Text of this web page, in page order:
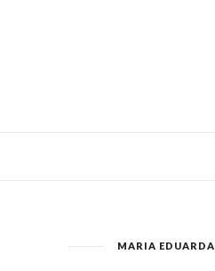
MARIA EDUARDA